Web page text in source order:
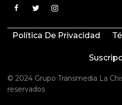
Política De Privacidad
© 2024 Grupo Transmedia La
reservados